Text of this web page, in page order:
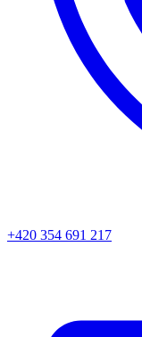
+420 354 691 217